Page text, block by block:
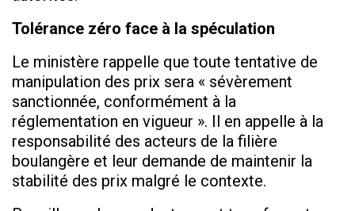
Tolérance zéro face à la spéculation
Le ministère rappelle que toute tentative de
manipulation des prix sera « sévèrement
sanctionnée, conformément à la
réglementation en vigueur ». Il en appelle à la
responsabilité des acteurs de la filière
boulangère et leur demande de maintenir la
stabilité des prix malgré le contexte.